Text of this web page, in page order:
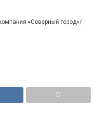
«Северный город»/